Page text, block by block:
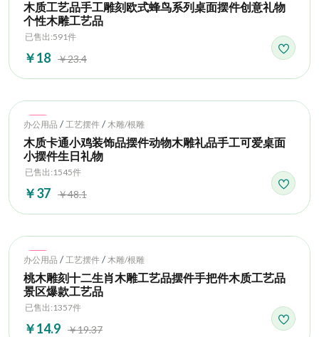
木质工艺品手工雕刻欧式蜂鸟系列桌面摆件创意礼物
个性木雕工艺品
已售出:591件
￥18 ￥23.4
Hot
办公用品 / 工艺摆件 / 木雕/根雕
木质卡通小鸡装饰品摆件动物木雕礼品手工可爱桌面
小摆件生日礼物
已售出:1545件
￥37 ￥48.1
Hot
办公用品 / 工艺摆件 / 木雕/根雕
桃木雕刻十二生肖木雕工艺品摆件手把件木质工艺品
景区爆款工艺品
已售出:1357件
￥14.9 ￥19.37